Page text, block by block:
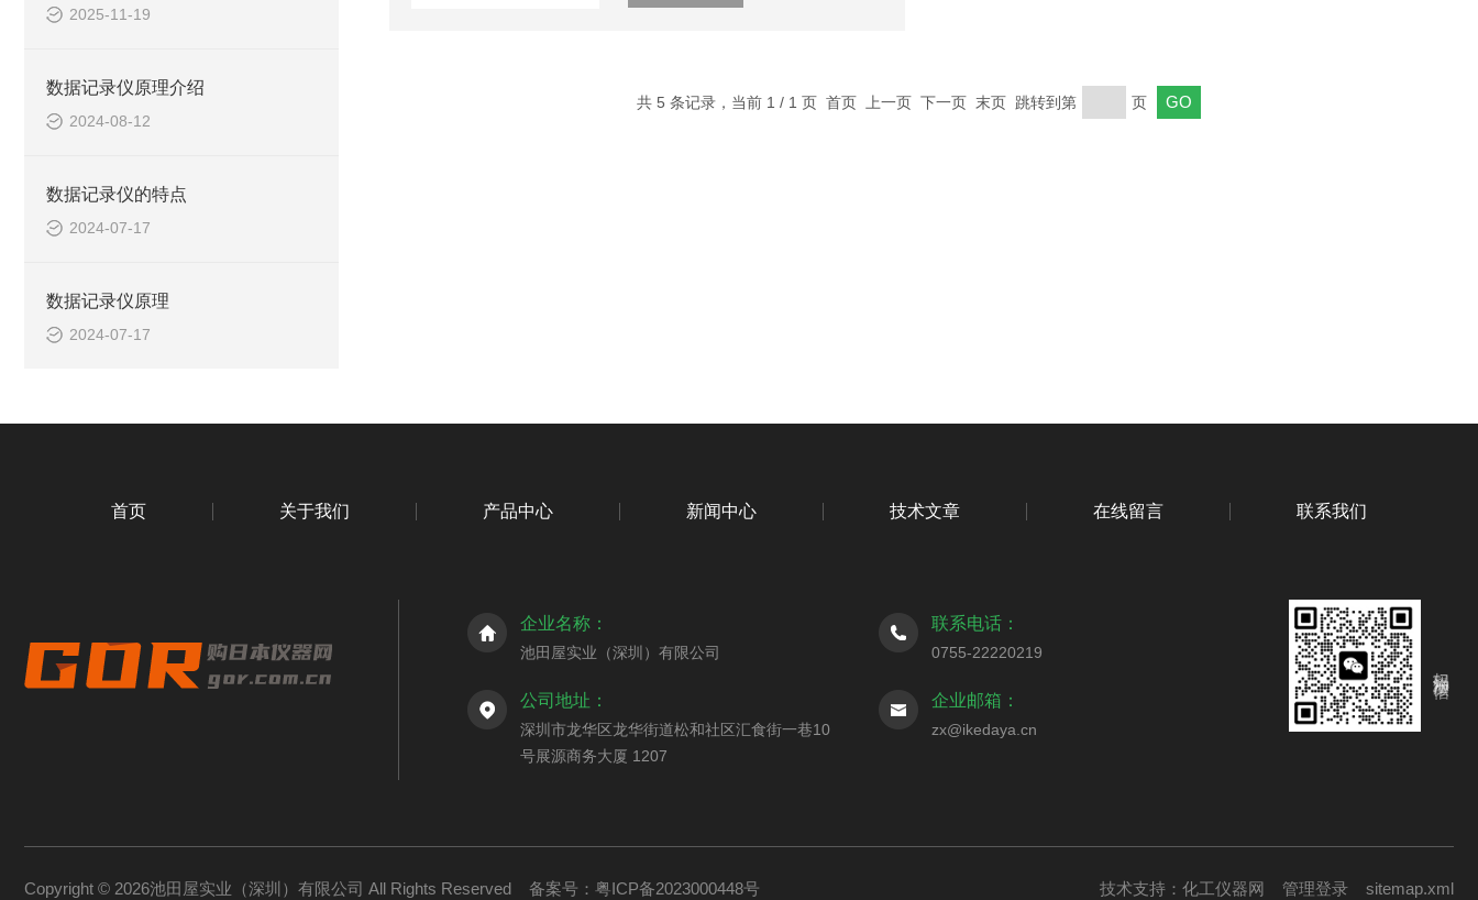
2025-11-19
数据记录仪原理介绍
2024-08-12
数据记录仪的特点
2024-07-17
数据记录仪原理
2024-07-17
共 5 条记录，当前 1 / 1 页 首页 上一页 下一页 末页 跳转到第 页
首页 关于我们 产品中心 新闻中心 技术文章 在线留言 联系我们
企业名称：
池田屋实业（深圳）有限公司
联系电话：
0755-22220219
公司地址：
深圳市龙华区龙华街道松和社区汇食街一巷10
号展源商务大厦 1207
企业邮箱：
zx@ikedaya.cn
Copyright © 2026池田屋实业（深圳）有限公司 All Rights Reserved 备案号：粤ICP备2023000448号 技术支持： 化工仪器网 管理登录 sitemap.xml